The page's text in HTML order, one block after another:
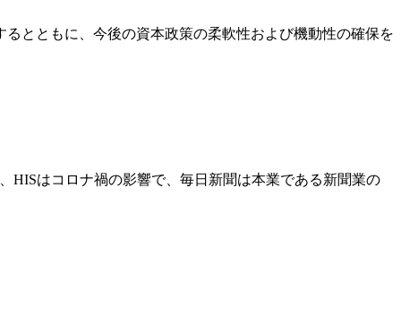
とともに、今後の資本政策の柔軟性および機動性の確保を
HISはコロナ禍の影響で、毎日新聞は本業である新聞業の